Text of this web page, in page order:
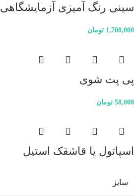
سینی رنگ آمیزی آزمایشگاهی
1,700,000 تومان
پی پت شوی
58,000 تومان
اسپاتول یا قاشقک استیل
سایز